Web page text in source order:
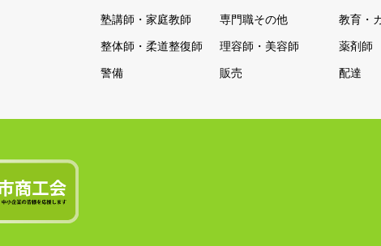
塾講師・家庭教師 専門職その他 教育・
整体師・柔道整復師 理容師・美容師 薬剤師
警備 販売 配達